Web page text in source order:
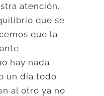
atención,
que se
que la
hay nada
un día todo
al otro ya no